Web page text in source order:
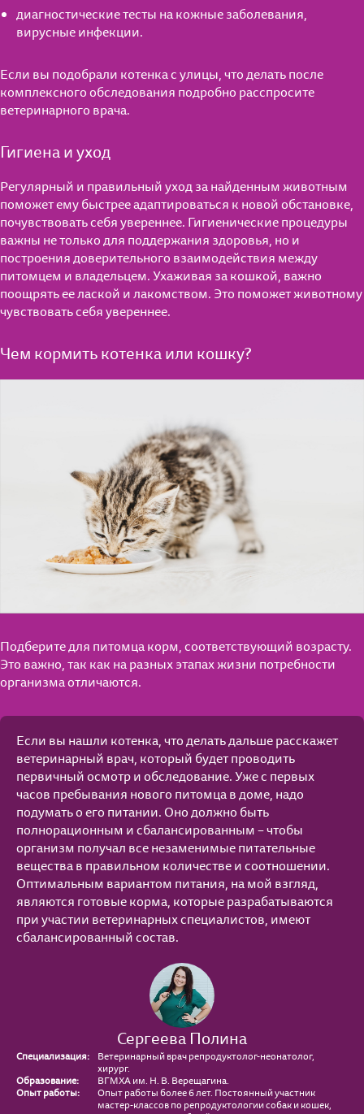
диагностические тесты на кожные заболевания,
вирусные инфекции.
Если вы подобрали котенка с улицы, что делать после
комплексного обследования подробно расспросите
ветеринарного врача.
Гигиена и уход
Регулярный и правильный уход за найденным животным
поможет ему быстрее адаптироваться к новой обстановке,
почувствовать себя увереннее. Гигиенические процедуры
важны не только для поддержания здоровья, но и
построения доверительного взаимодействия между
питомцем и владельцем. Ухаживая за кошкой, важно
поощрять ее лаской и лакомством. Это поможет животному
чувствовать себя увереннее.
Чем кормить котенка или кошку?
Подберите для питомца корм, соответствующий возрасту.
Это важно, так как на разных этапах жизни потребности
организма отличаются.
Если вы нашли котенка, что делать дальше расскажет
ветеринарный врач, который будет проводить
первичный осмотр и обследование. Уже с первых
часов пребывания нового питомца в доме, надо
подумать о его питании. Оно должно быть
полнорационным и сбалансированным – чтобы
организм получал все незаменимые питательные
вещества в правильном количестве и соотношении.
Оптимальным вариантом питания, на мой взгляд,
являются готовые корма, которые разрабатываются
при участии ветеринарных специалистов, имеют
сбалансированный состав.
Сергеева Полина
Специализация:
Ветеринарный врач репродуктолог-неонатолог,
хирург.
Образование:
ВГМХА им. Н. В. Верещагина.
Опыт работы:
Опыт работы более 6 лет. Постоянный участник
мастер-классов по репродуктологии собак и кошек,